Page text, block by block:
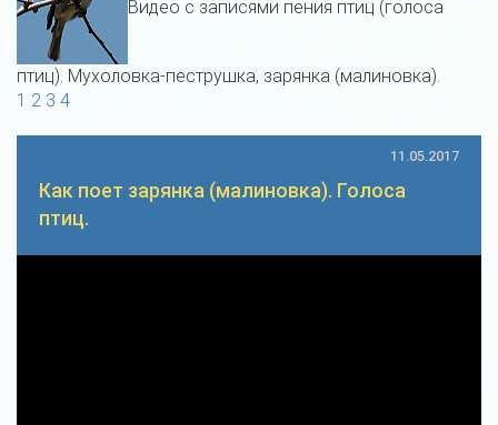
Видео с записями пения птиц (голоса
птиц). Мухоловка-пеструшка, зарянка (малиновка).
1 2 3 4
11.05.2017
Как поет зарянка (малиновка). Голоса
птиц.